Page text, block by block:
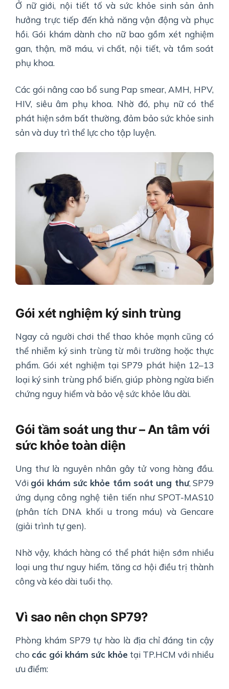
Ở nữ giới, nội tiết tố và sức khỏe sinh sản ảnh
hưởng trực tiếp đến khả năng vận động và phục
hồi. Gói khám dành cho nữ bao gồm xét nghiệm
gan, thận, mỡ máu, vi chất, nội tiết, và tầm soát
phụ khoa.
Các gói nâng cao bổ sung Pap smear, AMH, HPV,
HIV, siêu âm phụ khoa. Nhờ đó, phụ nữ có thể
phát hiện sớm bất thường, đảm bảo sức khỏe sinh
sản và duy trì thể lực cho tập luyện.
Gói xét nghiệm ký sinh trùng
Ngay cả người chơi thể thao khỏe mạnh cũng có
thể nhiễm ký sinh trùng từ môi trường hoặc thực
phẩm. Gói xét nghiệm tại SP79 phát hiện 12–13
loại ký sinh trùng phổ biến, giúp phòng ngừa biến
chứng nguy hiểm và bảo vệ sức khỏe lâu dài.
Gói tầm soát ung thư – An tâm với
sức khỏe toàn diện
Ung thư là nguyên nhân gây tử vong hàng đầu.
Với gói khám sức khỏe tầm soát ung thư, SP79
ứng dụng công nghệ tiên tiến như SPOT-MAS10
(phân tích DNA khối u trong máu) và Gencare
(giải trình tự gen).
Nhờ vậy, khách hàng có thể phát hiện sớm nhiều
loại ung thư nguy hiểm, tăng cơ hội điều trị thành
công và kéo dài tuổi thọ.
Vì sao nên chọn SP79?
Phòng khám SP79 tự hào là địa chỉ đáng tin cậy
cho các gói khám sức khỏe tại TP.HCM với nhiều
ưu điểm: